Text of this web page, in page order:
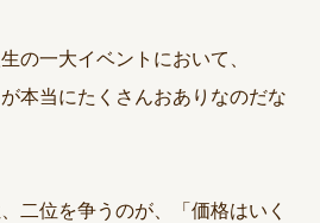
の一大イベントにおいて、
本当にたくさんおありなのだな
二位を争うのが、「価格はいく